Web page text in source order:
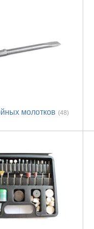
молотков (48)